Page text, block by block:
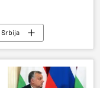
Srbija